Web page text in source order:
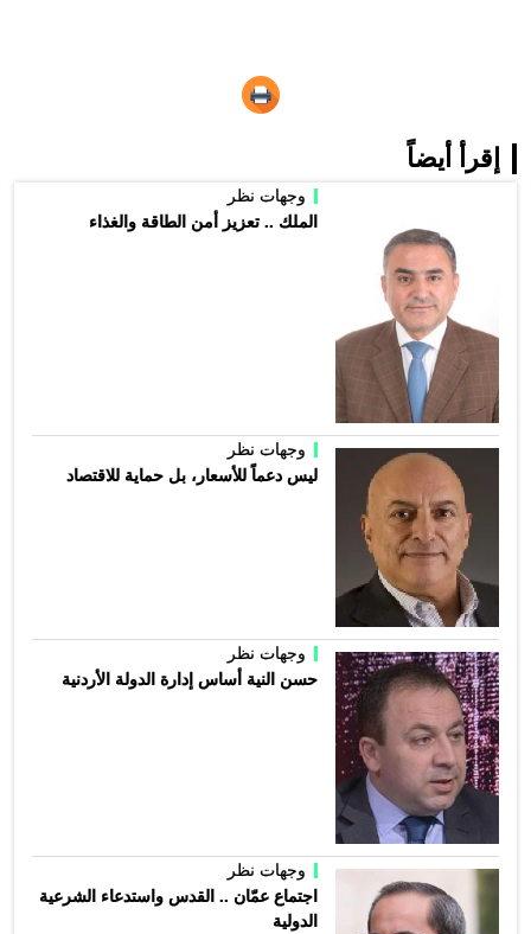
إقرأ أيضاً
وجهات نظر
الملك .. تعزيز أمن الطاقة والغذاء
وجهات نظر
ليس دعماً للأسعار، بل حماية للاقتصاد
وجهات نظر
حسن النية أساس إدارة الدولة الأردنية
وجهات نظر
اجتماع عمّان .. القدس واستدعاء الشرعية
الدولية